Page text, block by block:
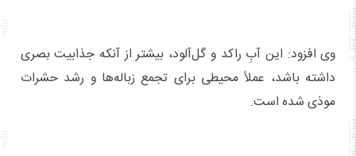
وی افزود: این آبِ راکد و گل‌آلود، بیشتر از آنکه جذابیت بصری
داشته باشد، عملاً محیطی برای تجمع زباله‌ها و رشد حشرات
موذی شده است.